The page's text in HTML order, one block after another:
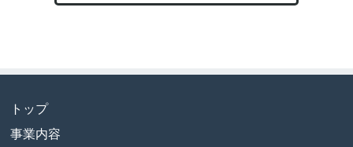
トップ
事業内容